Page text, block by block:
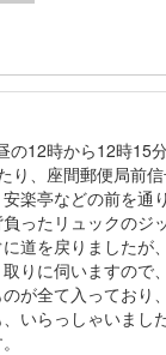
12時から12時15分
り、座間郵便局前
楽亭などの前を通
ったリュックのジ
道を戻りましたが
りに伺いますので
が全て入っており
いらっしゃいまし